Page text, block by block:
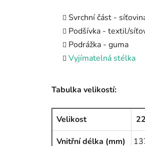
Svrchní část -
Podšívka - textil/
Podrážka - guma
Vyjímatelná stélka
Tabulka velikostí:
Velikost 22
Vnitřní délka (mm)